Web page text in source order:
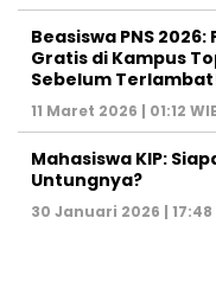
Beasiswa PNS
Gratis di Kampus
Sebelum
11 Maret 2026 | 01:12
Mahasiswa KIP:
Untungnya?
30 Januari 2026 | 17:48